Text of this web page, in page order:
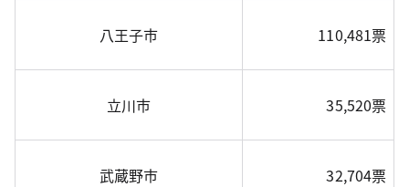
八王子市 110,481票
立川市 35,520票
武蔵野市 32,704票